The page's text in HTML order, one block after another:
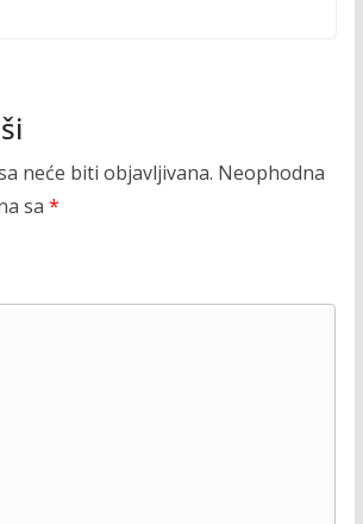
neće biti objavljivana. Neophodna
sa *